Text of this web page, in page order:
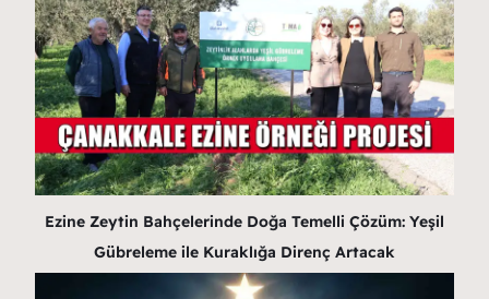
Ezine Zeytin Bahçelerinde Doğa Temelli Çözüm: Yeşil
Gübreleme ile Kuraklığa Direnç Artacak